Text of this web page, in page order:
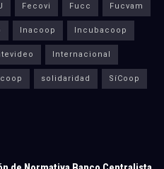
Fecovi Fucc Fucvam
Inacoop Incubacoop
Internacional
solidaridad SíCoop